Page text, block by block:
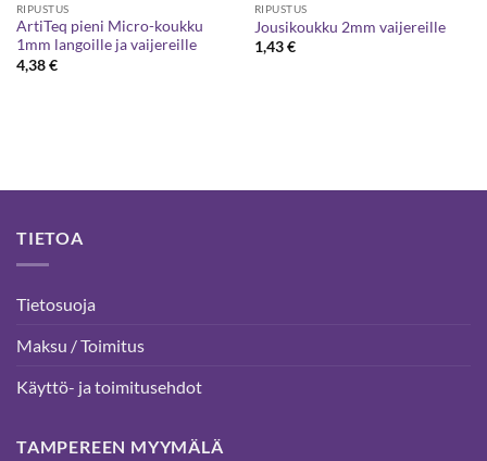
RIPUSTUS
ArtiTeq pieni Micro-koukku
1mm langoille ja vaijereille
4,38€
RIPUSTUS
Jousikoukku 2mm vaijereille
1,43€
TIETOA
Tietosuoja
Maksu / Toimitus
Käyttö- ja toimitusehdot
TAMPEREEN MYYMÄLÄ